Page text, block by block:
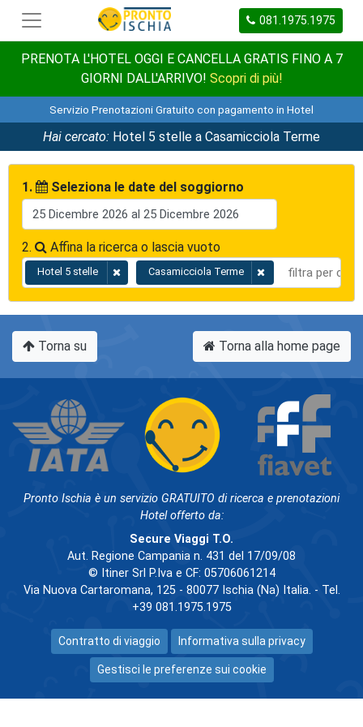
081.1975.1975
PRENOTA L'HOTEL OGGI E CANCELLA GRATIS FINO A 7
GIORNI DALL'ARRIVO! Scopri di più!
Servizio Prenotazioni Gratuito con pagamento in Hotel
Hai cercato: Hotel 5 stelle a Casamicciola Terme
1. Seleziona le date del soggiorno
2. Affina la ricerca o lascia vuoto
Hotel 5 stelle Casamicciola Terme
Torna su Torna alla home page
Pronto Ischia è un servizio GRATUITO di ricerca e prenotazioni
Hotel offerto da:
Secure Viaggi T.O.
Aut. Regione Campania n. 431 del 17/09/08
© Itiner Srl P.Iva e CF: 05706061214
Via Nuova Cartaromana, 125 - 80077 Ischia (Na) Italia. - Tel.
+39 081.1975.1975
Contratto di viaggio Informativa sulla privacy
Gestisci le preferenze sui cookie